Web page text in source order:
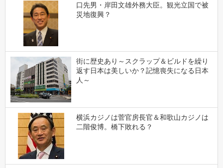
口先男・岸田文雄外務大臣。観光立国で被
災地復興？
街に歴史あり～スクラップ＆ビルドを繰り
返す日本は美しいか？記憶喪失になる日本
人～
横浜カジノは菅官房長官＆和歌山カジノは
二階俊博。橋下敗れる？